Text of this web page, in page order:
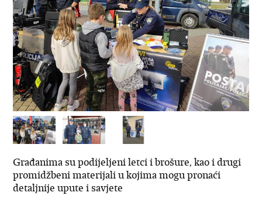
Građanima su podijeljeni letci i brošure, kao i drugi
promidžbeni materijali u kojima mogu pronaći
detaljnije upute i savjete